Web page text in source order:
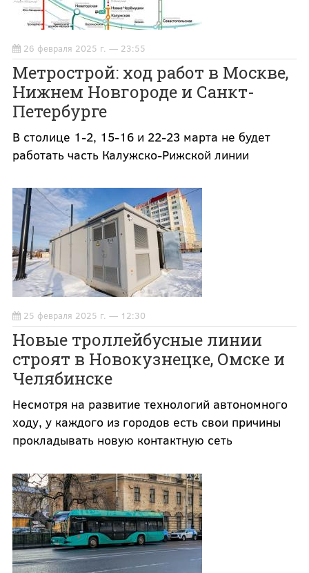
26 февраля 2025 г. — 23:55
Метрострой: ход работ в Москве,
Нижнем Новгороде и Санкт-
Петербурге
В столице 1-2, 15-16 и 22-23 марта не будет
работать часть Калужско-Рижской линии
25 февраля 2025 г. — 12:30
Новые троллейбусные линии
строят в Новокузнецке, Омске и
Челябинске
Несмотря на развитие технологий автономного
ходу, у каждого из городов есть свои причины
прокладывать новую контактную сеть